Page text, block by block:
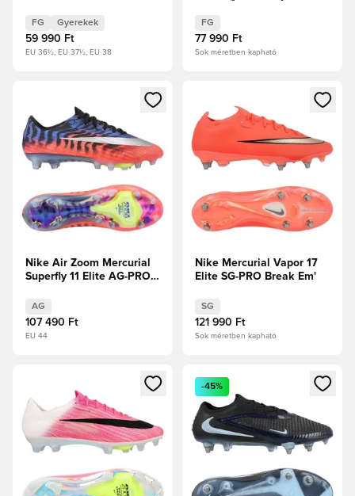
FG Gyerekek
59 990 Ft
EU 36½, EU 37½, EU 38
FG
77 990 Ft
Sok méretben kapható
Megnyit egy modált a bejelentkezéshez vagy a tagként
Nike Air Zoom Mercurial
Superfly 11 Elite AG-PRO
Kék/Focicipők/Ezüst
metál Limitált kiadás
AG
107 490 Ft
EU 44
Megnyit egy modált a
Nike Mercurial Vapor 17
Elite SG-PRO Break Em'
SG
121 990 Ft
Sok méretben kapható
Megnyit egy modált a bejelentkezéshez vagy a tagként
Megnyit egy modált a
-45%